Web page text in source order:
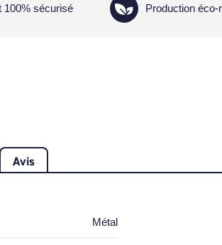
100% sécurisé Production éco-
Avis
Métal